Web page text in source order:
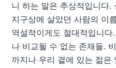
니 하는 말은 추상적입니다.
지구상에 살았던 사람의 이
역설적이게도 절대적입니
나 비교될 수 없는 존재들.
까지나 우리 곁에 있는 젊은